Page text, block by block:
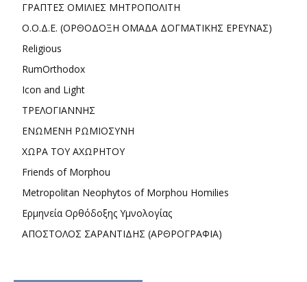
ΓΡΑΠΤΕΣ ΟΜΙΛΙΕΣ ΜΗΤΡΟΠΟΛΙΤΗ
Ο.Ο.Δ.Ε. (ΟΡΘΟΔΟΞΗ ΟΜΑΔΑ ΔΟΓΜΑΤΙΚΗΣ ΕΡΕΥΝΑΣ)
Religious
RumOrthodox
Icon and Light
ΤΡΕΛΟΓΙΑΝΝΗΣ
ΕΝΩΜΕΝΗ ΡΩΜΙΟΣΥΝΗ
ΧΩΡΑ ΤΟΥ ΑΧΩΡΗΤΟΥ
Friends of Morphou
Metropolitan Neophytos of Morphou Homilies
Ερμηνεία Ορθόδοξης Υμνολογίας
ΑΠΟΣΤΟΛΟΣ ΣΑΡΑΝΤΙΔΗΣ (ΑΡΘΡΟΓΡΑΦΙΑ)